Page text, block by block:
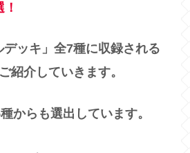
ッキ」全7種に収録される
紹介していきます。
からも選出しています。